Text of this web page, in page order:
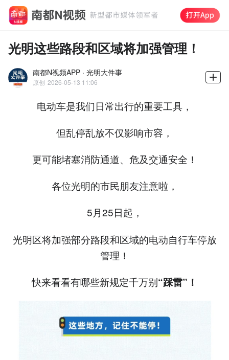
光明这些路段和区域将加强管理！
南都N视频APP · 光明大件事
原创 2026-05-13 11:06
电动车是我们日常出行的重要工具，
但乱停乱放不仅影响市容，
更可能堵塞消防通道、危及交通安全！
各位光明的市民朋友注意啦，
5月25日起，
光明区将加强部分路段和区域的电动自行车停放
管理！
快来看看有哪些新规定千万别“踩雷”！